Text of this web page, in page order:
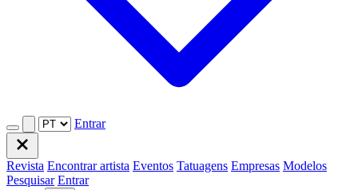
Entrar
Revista Encontrar artista Eventos Tatuagens Empresas Modelos
Pesquisar Entrar